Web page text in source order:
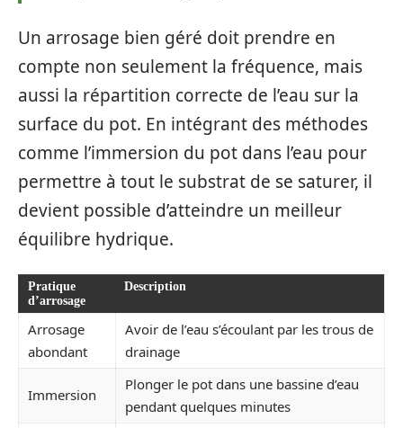
Un arrosage bien géré doit prendre en
compte non seulement la fréquence, mais
aussi la répartition correcte de l’eau sur la
surface du pot. En intégrant des méthodes
comme l’immersion du pot dans l’eau pour
permettre à tout le substrat de se saturer, il
devient possible d’atteindre un meilleur
équilibre hydrique.
Pratique
d’arrosage
Description
Arrosage
abondant
Avoir de l’eau s’écoulant par les trous de
drainage
Immersion
Plonger le pot dans une bassine d’eau
pendant quelques minutes